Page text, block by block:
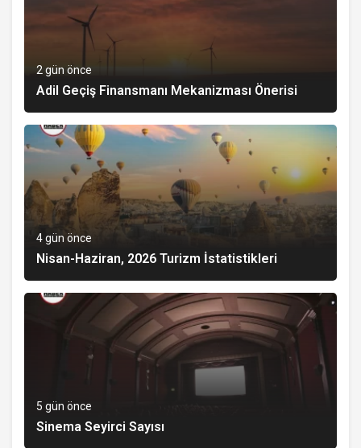
2 gün önce
Adil Geçiş Finansmanı Mekanizması Önerisi
4 gün önce
Nisan-Haziran, 2026 Turizm İstatistikleri
5 gün önce
Sinema Seyirci Sayısı